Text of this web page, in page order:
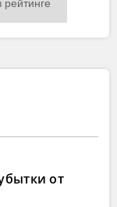
от